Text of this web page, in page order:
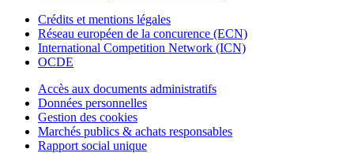
Crédits et mentions légales
Réseau européen de la concurence (ECN)
International Competition Network (ICN)
OCDE
Accès aux documents administratifs
Données personnelles
Gestion des cookies
Marchés publics & achats responsables
Rapport social unique